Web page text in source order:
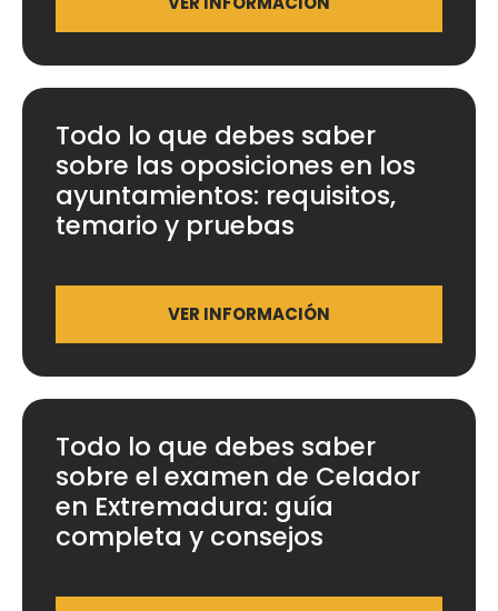
Todo lo que debes saber
sobre las oposiciones en los
ayuntamientos: requisitos,
temario y pruebas
VER INFORMACIÓN
Todo lo que debes saber
sobre el examen de Celador
en Extremadura: guía
completa y consejos